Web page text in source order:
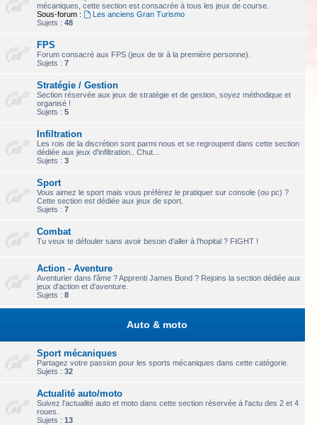
mécaniques, cette section est consacrée à tous les jeux de course.
Sous-forum :
Les anciens Gran Turismo
Sujets : 48
FPS
Forum consacré aux FPS (jeux de tir à la première personne).
Sujets : 7
Stratégie / Gestion
Section réservée aux jeux de stratégie et de gestion, soyez méthodique et
organisé !
Sujets : 5
Infiltration
Les rois de la discrétion sont parmi nous et se regroupent dans cette section
dédiée aux jeux d'infiltration.. Chut...
Sujets : 3
Sport
Vous aimez le sport mais vous préférez le pratiquer sur console (ou pc) ?
Cette section est dédiée aux jeux de sport.
Sujets : 7
Combat
Tu veux te défouler sans avoir besoin d'aller à l'hopital ? FIGHT !
Action - Aventure
Aventurier dans l'âme ? Apprenti James Bond ? Rejoins la section dédiée aux
jeux d'action et d'aventure.
Sujets : 8
Auto & moto
Sport mécaniques
Partagez votre passion pour les sports mécaniques dans cette catégorie.
Sujets : 32
Actualité auto/moto
Suivez l'actualité auto et moto dans cette section réservée à l'actu des 2 et 4
roues.
Sujets : 13